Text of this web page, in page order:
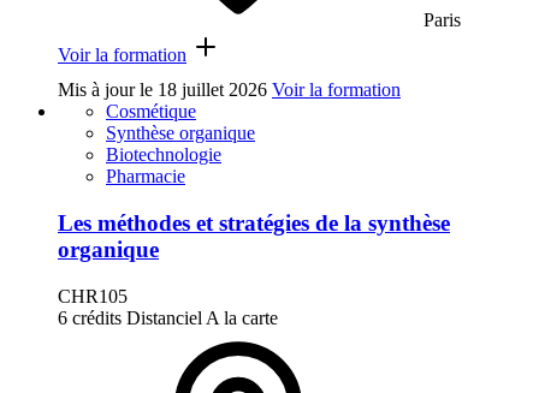
Paris
Voir la formation
Mis à jour le 18 juillet 2026 Voir la formation
Cosmétique
Synthèse organique
Biotechnologie
Pharmacie
Les méthodes et stratégies de la synthèse
organique
CHR105
6 crédits Distanciel A la carte